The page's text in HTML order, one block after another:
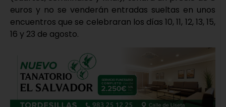
euros y no se venderán entradas sueltas en unos
encuentros que se celebraran los días 10, 11, 12, 13, 15,
16 y 23 de agosto.